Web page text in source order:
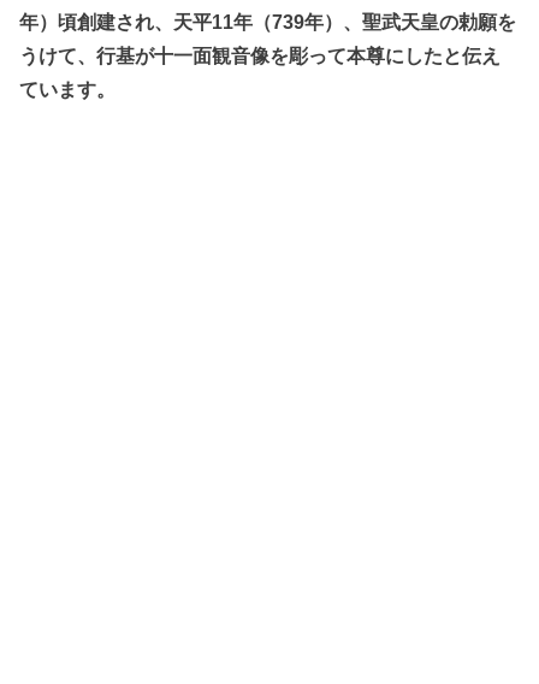
年）頃創建され、天平11年（739年）、聖武天皇の勅願を
うけて、行基が十一面観音像を彫って本尊にしたと伝え
ています。